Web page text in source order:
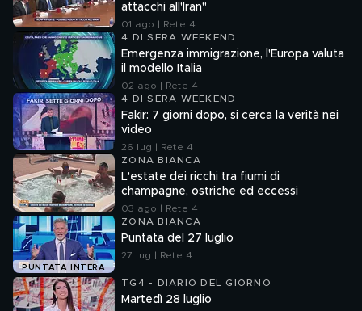
attacchi all'Iran"
01 ago | Rete 4
4 DI SERA WEEKEND
Emergenza immigrazione, l'Europa valuta
il modello Italia
02 ago | Rete 4
4 DI SERA WEEKEND
Fakir: 7 giorni dopo, si cerca la verità nei
video
26 lug | Rete 4
ZONA BIANCA
L'estate dei ricchi tra fiumi di
champagne, ostriche ed eccessi
03 ago | Rete 4
PUNTATA INTERA
ZONA BIANCA
Puntata del 27 luglio
27 lug | Rete 4
TG4 - DIARIO DEL GIORNO
Martedì 28 luglio